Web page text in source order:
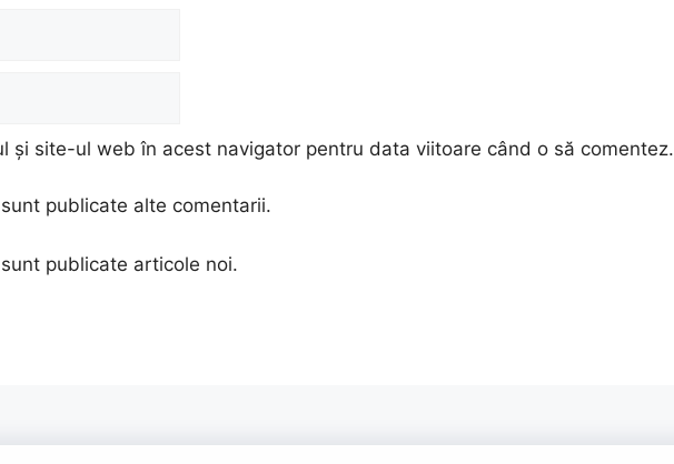
și site-ul web în acest navigator pentru data viitoare când o să comentez.
publicate alte comentarii.
publicate articole noi.